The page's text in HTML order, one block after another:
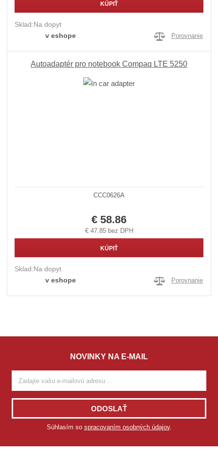
KÚPIŤ
Sklad:Na dopyt
v eshope
Porovnanie
Autoadaptér pro notebook Compaq LTE 5250
CCC0626A
€ 58.86
€ 47.85 bez DPH
KÚPIŤ
Sklad:Na dopyt
v eshope
Porovnanie
NOVINKY NA E-MAIL
ODOSLAŤ
Súhlasím so spracovaním osobných údajov.